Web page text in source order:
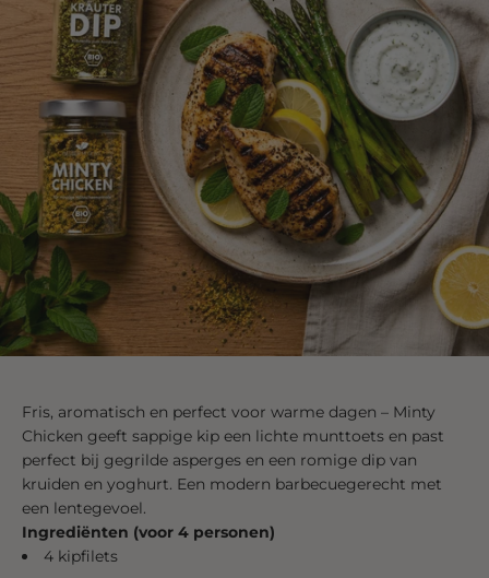
Fris, aromatisch en perfect voor warme dagen – Minty
Chicken geeft sappige kip een lichte munttoets en past
perfect bij gegrilde asperges en een romige dip van
kruiden en yoghurt. Een modern barbecuegerecht met
een lentegevoel.
Ingrediënten (voor 4 personen)
4 kipfilets